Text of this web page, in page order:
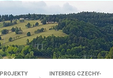
PROJEKTY
INTERREG CZECHY-